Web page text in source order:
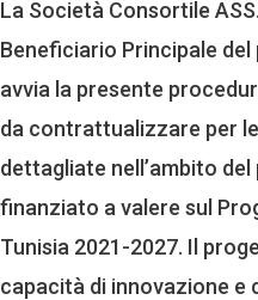
La Società Consortile
Beneficiario Principale
avvia la presente
da contrattualizzare per
dettagliate nell’ambito del
finanziato a valere sul
Tunisia 2021-2027. Il
capacità di innovazione e